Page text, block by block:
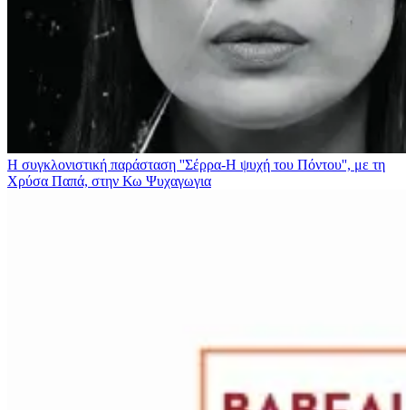
Η συγκλονιστική παράσταση ''Σέρρα-Η ψυχή του Πόντου'', με τη
Χρύσα Παπά, στην Κω Ψυχαγωγια